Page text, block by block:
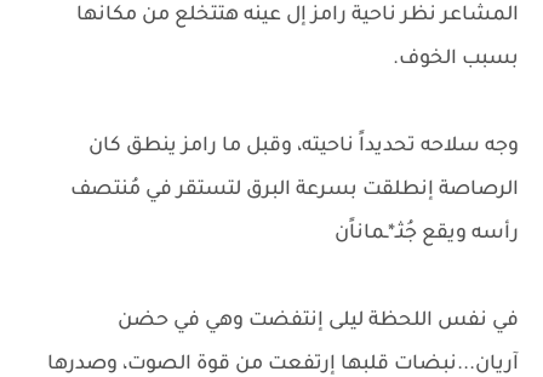
المشاعر نظر ناحية رامز إل عينه هتتخلع من مكانها
بسبب الخوف.
وجه سلاحه تحديداً ناحيته، وقبل ما رامز ينطق كان
الرصاصة إنطلقت بسرعة البرق لتستقر في مُنتصف
رأسه ويقع جُثـ*ـماناًن
في نفس اللحظة ليلى إنتفضت وهي في حضن
آريان...نبضات قلبها إرتفعت من قوة الصوت، وصدرها